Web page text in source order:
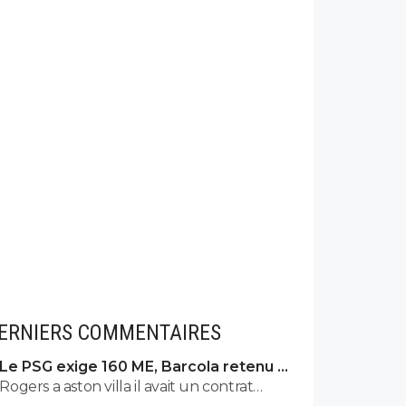
COMMENTAIRES
Le PSG exige 160 ME, Barcola retenu à
Paris
Rogers a aston villa il avait un contrat